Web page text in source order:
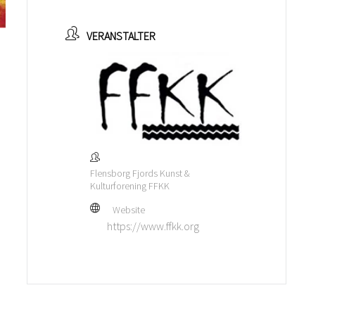
VERANSTALTER
Flensborg Fjords Kunst &
Kulturforening FFKK
Website
https://www.ffkk.org